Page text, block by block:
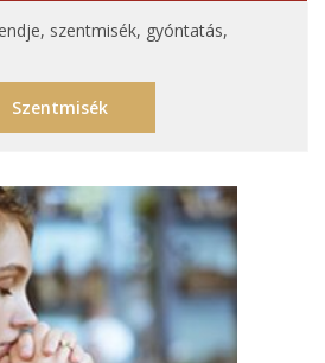
szentmisék, gyóntatás,
Szentmisék